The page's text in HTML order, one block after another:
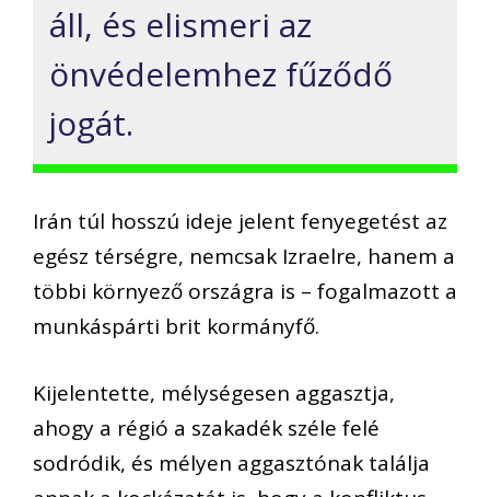
áll, és elismeri az
önvédelemhez fűződő
jogát.
Irán túl hosszú ideje jelent fenyegetést az
egész térségre, nemcsak Izraelre, hanem a
többi környező országra is – fogalmazott a
munkáspárti brit kormányfő.
Kijelentette, mélységesen aggasztja,
ahogy a régió a szakadék széle felé
sodródik, és mélyen aggasztónak találja